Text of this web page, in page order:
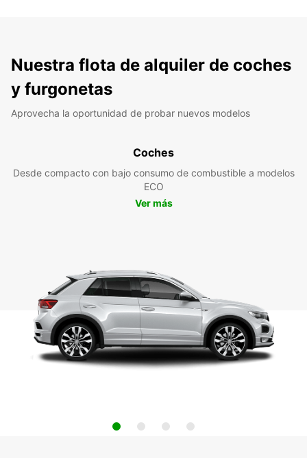
Nuestra flota de alquiler de coches
y furgonetas
Aprovecha la oportunidad de probar nuevos modelos
Coches
Desde compacto con bajo consumo de combustible a modelos
ECO
Ver más